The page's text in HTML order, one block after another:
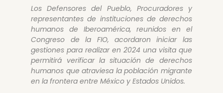
Los Defensores del Pueblo, Procuradores y
representantes de instituciones de derechos
humanos de Iberoamérica, reunidos en el
Congreso de la FIO, acordaron iniciar las
gestiones para realizar en 2024 una visita que
permitirá verificar la situación de derechos
humanos que atraviesa la población migrante
en la frontera entre México y Estados Unidos.